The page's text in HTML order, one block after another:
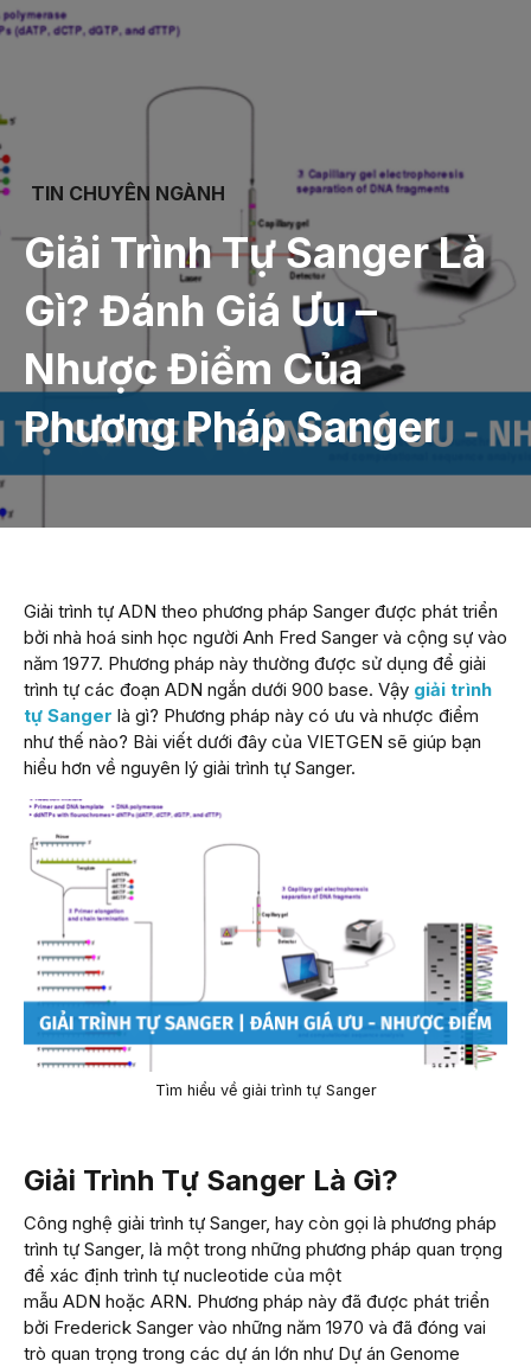
TIN CHUYÊN NGÀNH
Giải Trình Tự Sanger Là
Gì? Đánh Giá Ưu –
Nhược Điểm Của
Phương Pháp Sanger
Giải trình tự ADN theo phương pháp Sanger được phát triển
bởi nhà hoá sinh học người Anh Fred Sanger và cộng sự vào
năm 1977. Phương pháp này thường được sử dụng để giải
trình tự các đoạn ADN ngắn dưới 900 base. Vậy giải trình
tự Sanger là gì? Phương pháp này có ưu và nhược điểm
như thế nào? Bài viết dưới đây của VIETGEN sẽ giúp bạn
hiểu hơn về nguyên lý giải trình tự Sanger.
Tìm hiểu về giải trình tự Sanger
Giải Trình Tự Sanger Là Gì?
Công nghệ giải trình tự Sanger, hay còn gọi là phương pháp
trình tự Sanger, là một trong những phương pháp quan trọng
để xác định trình tự nucleotide của một
mẫu ADN hoặc ARN. Phương pháp này đã được phát triển
bởi Frederick Sanger vào những năm 1970 và đã đóng vai
trò quan trọng trong các dự án lớn như Dự án Genome